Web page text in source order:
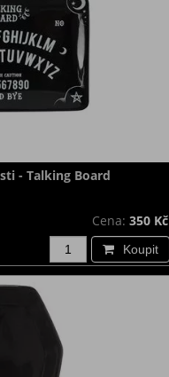
- Talking Board
Cena: 350 Kč
Koupit